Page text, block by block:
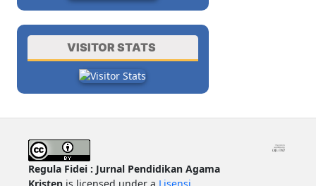
VISITOR STATS
Regula Fidei : Jurnal Pendidikan Agama